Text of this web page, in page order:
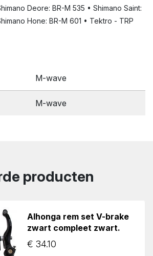
Deore: BR-M 535 • Shimano Saint:
Hone: BR-M 601 • Tektro - TRP
M-wave
M-wave
producten
Alhonga rem set V-brake
zwart compleet zwart.
€ 34.10